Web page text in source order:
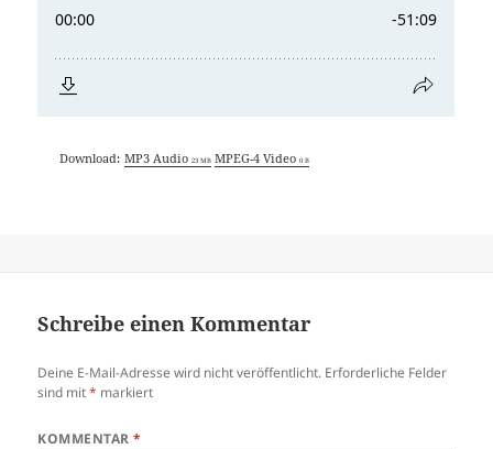
Download: MP3 Audio 23 MB MPEG-4 Video 0 B
Schreibe einen Kommentar
Deine E-Mail-Adresse wird nicht veröffentlicht. Erforderliche Felder
sind mit* markiert
KOMMENTAR*